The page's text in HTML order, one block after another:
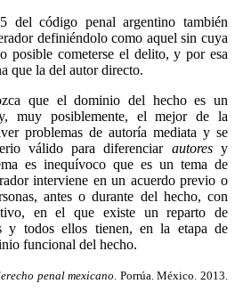
del código penal argentino también
definiéndolo como aquel sin cuya
posible cometerse el delito, y por esa
que la del autor directo.
que el dominio del hecho es un
muy posiblemente, el mejor de la
problemas de autoría mediata y se
válido para diferenciar autoresy
es inequívoco que es un tema de
interviene en un acuerdo previo o
antes o durante del hecho, con
en el que existe un reparto de
y todos ellos tienen, en la etapa de
funcional del hecho.
penal mexicano . Porrúa. México. 2013.